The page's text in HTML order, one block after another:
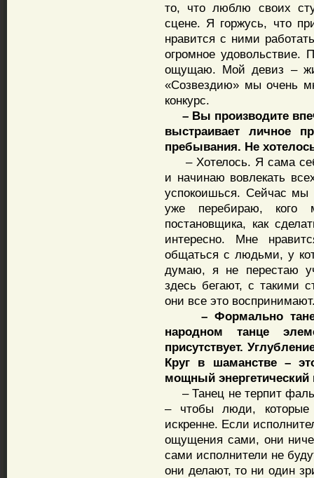
то, что люблю своих
сцене. Я горжусь, что
нравится с ними
огромное удовольствие.
ощущаю. Мой девиз –
«Созвездию» мы очень
конкурс.
– Вы производите
выстраивает личное
пребывания. Не
– Хотелось. Я сама
и начинаю вовлекать
успокоишься. Сейчас мы
уже перебираю, кого
постановщика, как
интересно. Мне
общаться с людьми, у
думаю, я не перестаю
здесь бегают, с такими
они все это
– Формально танец
народном танце
присутствует.
Круг в шаманстве –
мощный энергетический
– Танец не терпит
– чтобы люди,
искренне. Если
ощущения сами, они
сами исполнители не
они делают, то ни один